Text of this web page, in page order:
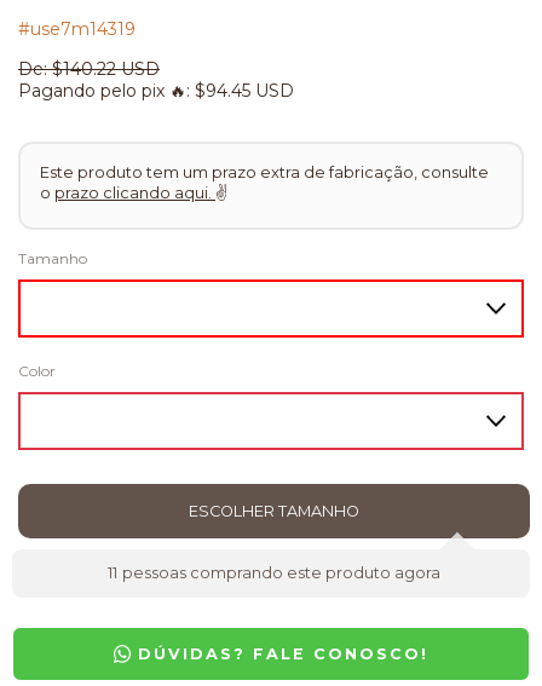
#use7m14319
De:$140.22 USD
Pagando pelo pix 🔥: $94.45 USD
Este produto tem um prazo extra de fabricação, consulte
o prazo clicando aqui. ✌
Tamanho
Color
11 pessoas comprando este produto agora
DÚVIDAS? FALE CONOSCO!